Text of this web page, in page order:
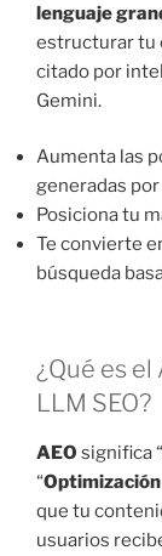
lenguaje
estructurar tu
citado por
Gemini.
Aumenta las
generadas por
Posiciona tu
Te convierte
búsqueda
¿Qué es el
LLM SEO?
AEO significa
“
que tu
usuarios